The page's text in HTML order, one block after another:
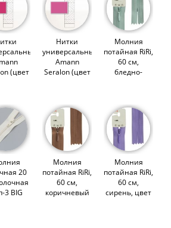
(цвет
Нитки
универсальные
Amann
Seralon (цвет
Молния
потайная RiRi,
60 см,
бледно-
20
3 BIG
Молния
потайная RiRi,
60 см,
коричневый
Молния
потайная RiRi,
60 см,
сирень, цвет